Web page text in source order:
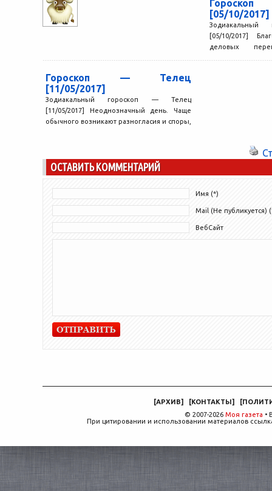
[05/10/2017]
[05/10/2017]
деловых
Гороскоп — Телец
[11/05/2017]
Зодиакальный гороскоп — Телец
[11/05/2017] Неоднозначный день. Чаще
обычного возникают разногласия и споры,
ОСТАВИТЬ КОММЕНТАРИЙ
Имя (*)
Mail (Не публикуется)
ВебСайт
[АРХИВ] [КОНТАКТЫ] [
© 2007-2026 Моя газета •
При цитировании и использовании материалов